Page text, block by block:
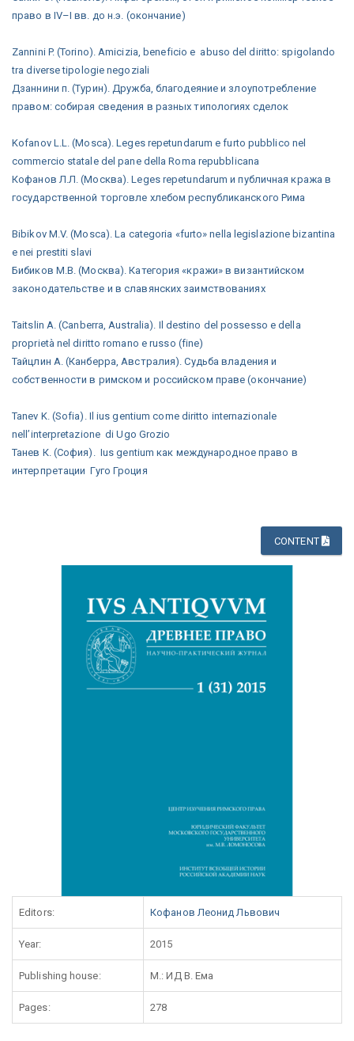
право в IV–I вв. до н.э. (окончание)
Zannini P. (Torino). Amicizia, beneficio e abuso del diritto: spigolando
tra diverse tipologie negoziali
Дзаннини п. (Турин). Дружба, благодеяние и злоупотребление
правом: собирая сведения в разных типологиях сделок
Kofanov L.L. (Mosca). Leges repetundarum e furto pubblico nel
commercio statale del pane della Roma repubblicana
Кофанов Л.Л. (Москва). Leges repetundarum и публичная кража в
государственной торговле хлебом республиканского Рима
Bibikov M.V. (Mosca). La categoria «furto» nella legislazione bizantina
e nei prestiti slavi
Бибиков М.В. (Москва). Категория «кражи» в византийском
законодательстве и в славянских заимствованиях
Taitslin A. (Canberra, Australia). Il destino del possesso e della
proprietà nel diritto romano e russo (fine)
Тайцлин А. (Канберра, Австралия). Судьба владения и
собственности в римском и российском праве (окончание)
Tanev K. (Sofia). Il ius gentium come diritto internazionale
nell’interpretazione di Ugo Grozio
Танев К. (София). Ius gentium как международное право в
интерпретации Гуго Гроция
CONTENT
Editors: Кофанов Леонид Львович
Year: 2015
Publishing house: М.: ИД В. Ема
Pages: 278